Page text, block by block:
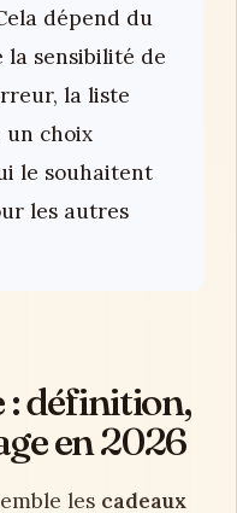
dépend du
la sensibilité de
la liste
un choix
le souhaitent
les autres
: définition,
en 2026
les cadeaux